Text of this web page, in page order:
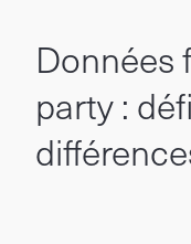
Données
party :